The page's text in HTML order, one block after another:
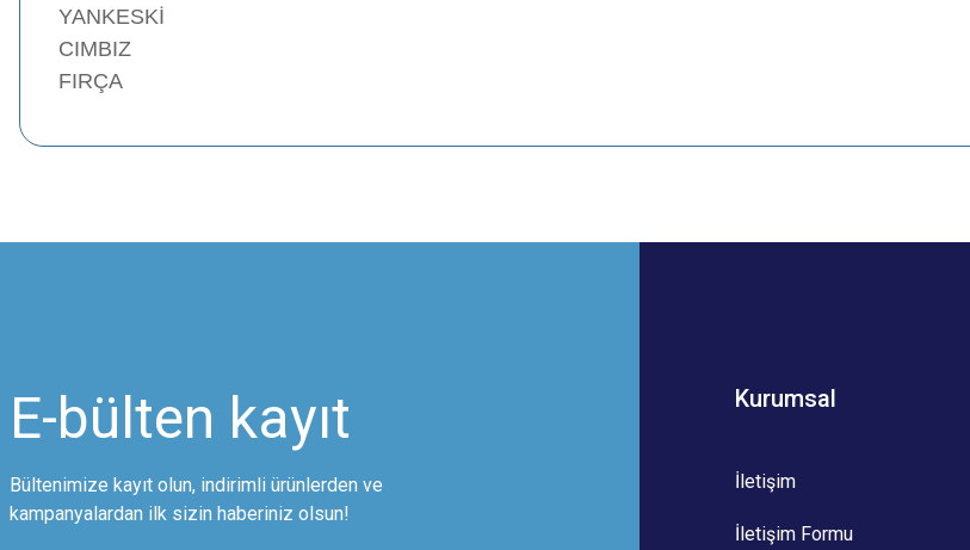
YANKESKİ
CIMBIZ
FIRÇA
Bu ürüne ilk yorumu siz yapın!
Bu ürüne benzer farklı alternatifler olmalı.
E-bülten kayıt
Bültenimize kayıt olun, indirimli ürünlerden ve
kampanyalardan ilk sizin haberiniz olsun!
Kurumsal
İletişim
İletişim Formu